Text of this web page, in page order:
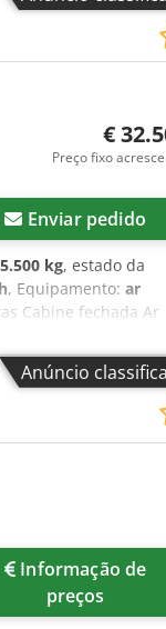
€
Preço fixo
Enviar pedido
kg, estado da
, Equipamento: ar
Cabine fechada Ar
Rm Rj Ah Rjrf
1 concha – 800
Certificação CE
Anúncio
preços